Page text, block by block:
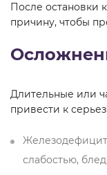
После остановки
причину, чтобы
Длительные или
привести к
слабостью,